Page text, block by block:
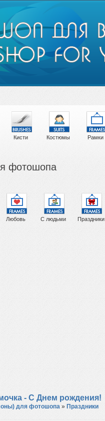
Кисти Костюмы Рамки
фотошопа
Любовь С людьми Праздники
- С Днем рождения!
для фотошопа » Праздники